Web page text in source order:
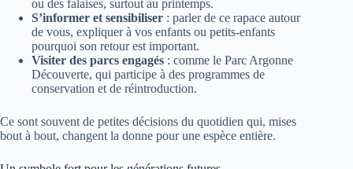
ou des falaises, surtout au printemps.
S’informer et sensibiliser : parler de ce rapace autour
de vous, expliquer à vos enfants ou petits-enfants
pourquoi son retour est important.
Visiter des parcs engagés : comme le Parc Argonne
Découverte, qui participe à des programmes de
conservation et de réintroduction.
Ce sont souvent de petites décisions du quotidien qui, mises
bout à bout, changent la donne pour une espèce entière.